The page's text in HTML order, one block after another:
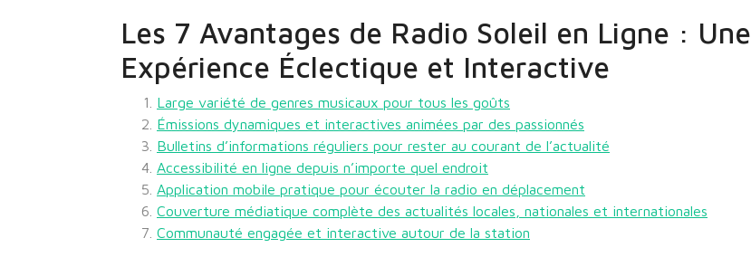
Les 7 Avantages de Radio Soleil en Ligne : Une
Expérience Éclectique et Interactive
Large variété de genres musicaux pour tous les goûts
Émissions dynamiques et interactives animées par des passionnés
Bulletins d’informations réguliers pour rester au courant de l’actualité
Accessibilité en ligne depuis n’importe quel endroit
Application mobile pratique pour écouter la radio en déplacement
Couverture médiatique complète des actualités locales, nationales et internationales
Communauté engagée et interactive autour de la station